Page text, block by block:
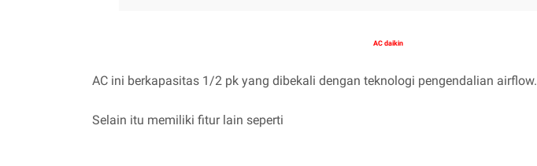
AC daikin
AC ini berkapasitas 1/2 pk yang dibekali dengan teknologi pengendalian airflow.
Selain itu memiliki fitur lain seperti